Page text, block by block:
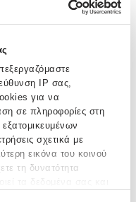
IP σας,
για να
σε πληροφορίες στη
σχετικά με
εικόνα του κοινού
τη δυνατότητα